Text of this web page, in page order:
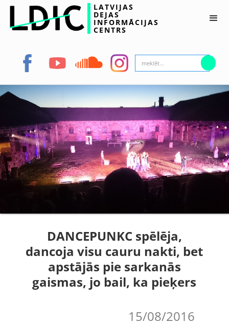
LATVIJAS
DEJAS
INFORMĀCIJAS
CENTRS
DANCEPUNKC spēlēja,
dancoja visu cauru nakti, bet
apstājās pie sarkanās
gaismas, jo bail, ka pieķers
15/08/2016